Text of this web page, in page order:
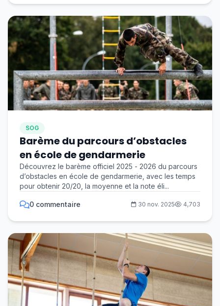
SOG
Barème du parcours d’obstacles
en école de gendarmerie
Découvrez le barème officiel 2025 - 2026 du parcours
d’obstacles en école de gendarmerie, avec les temps
pour obtenir 20/20, la moyenne et la note éli...
0 commentaire 30 nov. 2025 4,703